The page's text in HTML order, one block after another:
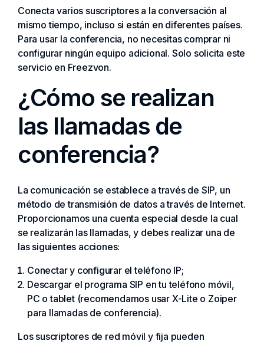
Conecta varios suscriptores a la conversación al
mismo tiempo, incluso si están en diferentes países.
Para usar la conferencia, no necesitas comprar ni
configurar ningún equipo adicional. Solo solicita este
servicio en Freezvon.
¿Cómo se realizan
las llamadas de
conferencia?
La comunicación se establece a través de SIP, un
método de transmisión de datos a través de Internet.
Proporcionamos una cuenta especial desde la cual
se realizarán las llamadas, y debes realizar una de
las siguientes acciones:
Conectar y configurar el teléfono IP;
Descargar el programa SIP en tu teléfono móvil,
PC o tablet (recomendamos usar X-Lite o Zoiper
para llamadas de conferencia).
Los suscriptores de red móvil y fija pueden